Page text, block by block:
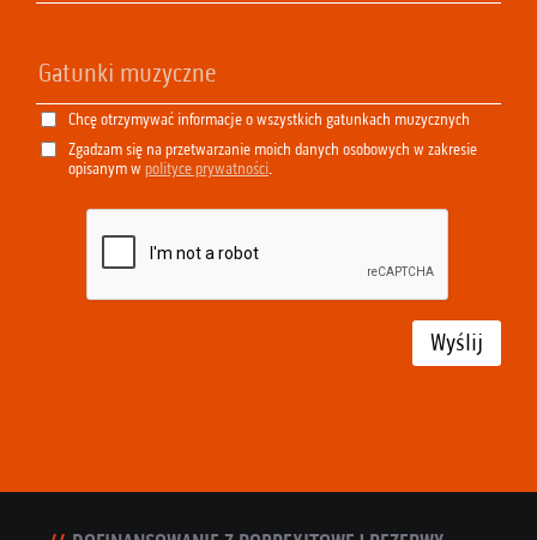
Chcę otrzymywać informacje o wszystkich gatunkach muzycznych
Zgadzam się na przetwarzanie moich danych osobowych w zakresie
opisanym w polityce prywatności.
Wyślij